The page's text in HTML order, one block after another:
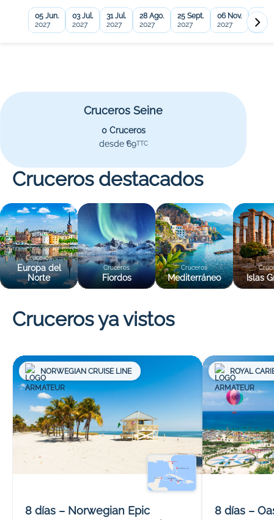
05 Jun.
2027
03 Jul.
2027
31 Jul.
2027
28 Ago.
2027
25 Sept.
2027
06 Nov.
2027
20
2027
Cruceros Seine
0 Cruceros
desde 69
€ TTC
Cruceros destacados
Cruceros
Europa del
Norte
Cruceros
Fiordos
Cruceros
Mediterráneo Islas
Cruceros ya vistos
NORWEGIAN CRUISE LINE
8 días – Norwegian Epic
ROYAL
8 días –